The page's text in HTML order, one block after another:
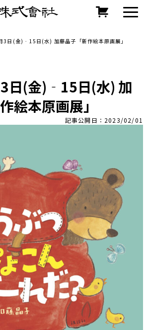
3日(金)‐15日(水) 加藤晶子「新作絵本原画展」
日(金)‐15日(水) 加
絵本原画展」
記事公開日：2023/02/01